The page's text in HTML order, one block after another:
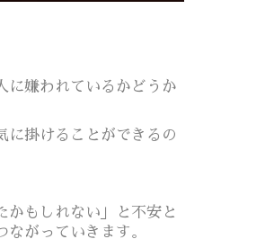
に嫌われているかどうか
に掛けることができるの
かもしれない」と不安と
がっていきます。